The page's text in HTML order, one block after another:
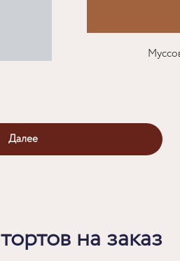
Далее
тортов на заказ